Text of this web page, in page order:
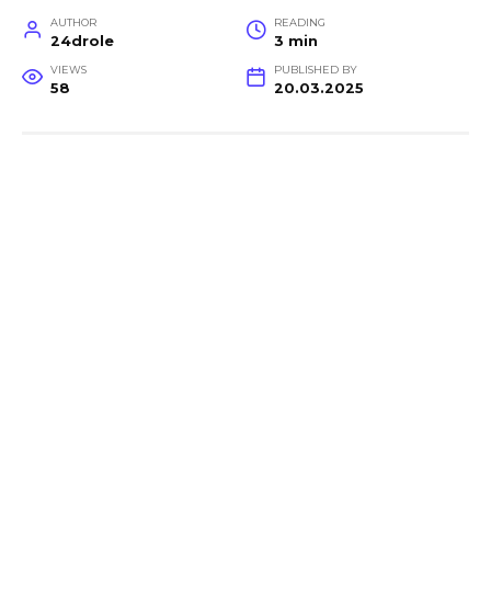
AUTHOR
24drole
READING
3 min
VIEWS
58
PUBLISHED BY
20.03.2025